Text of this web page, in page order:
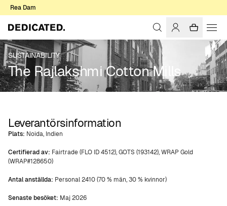
Rea Dam
SUSTAINABILITY
The Rajlakshmi Cotton Mills
Leverantörsinformation
Plats: Noida, Indien
Certifierad av: Fairtrade (FLO ID 4512), GOTS (193142), WRAP Gold
(WRAP#128650)
Antal anställda: Personal 2410 (70 % män, 30 % kvinnor)
Senaste besöket: Maj 2026